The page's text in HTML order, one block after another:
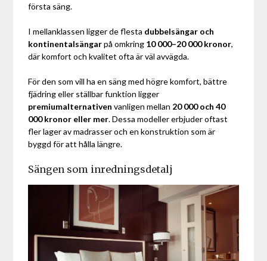
första säng.
I mellanklassen ligger de flesta dubbelsängar och
kontinentalsängarpå omkring 10 000–20 000 kronor,
där komfort och kvalitet ofta är väl avvägda.
För den som vill ha en säng med högre komfort, bättre
fjädring eller ställbar funktion ligger
premiumalternativen vanligen mellan 20 000 och 40
000 kronor eller mer. Dessa modeller erbjuder oftast
fler lager av madrasser och en konstruktion som är
byggd för att hålla längre.
Sängen som inredningsdetalj